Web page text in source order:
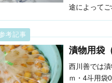
途によってご
漬物用袋
西川善では
ｍ・4斗用袋